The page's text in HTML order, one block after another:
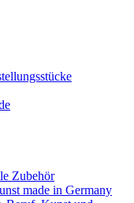
Zubehör
made in Germany